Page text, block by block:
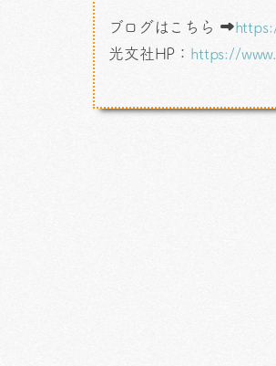
ブログはこちら ➡
光文社HP： https://